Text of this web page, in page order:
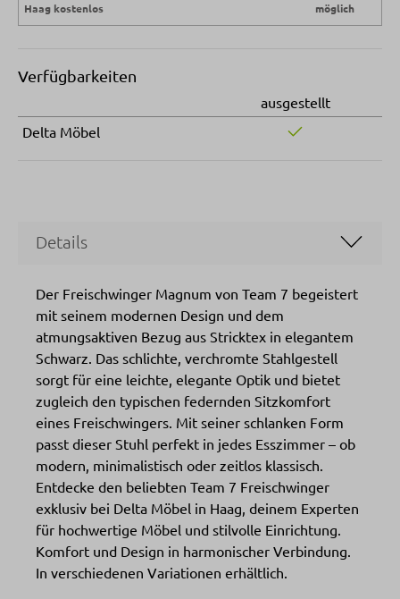
Haag kostenlos
möglich
Verfügbarkeiten
ausgestellt
Delta Möbel
Details
Der Freischwinger Magnum von Team 7 begeistert
mit seinem modernen Design und dem
atmungsaktiven Bezug aus Stricktex in elegantem
Schwarz. Das schlichte, verchromte Stahlgestell
sorgt für eine leichte, elegante Optik und bietet
zugleich den typischen federnden Sitzkomfort
eines Freischwingers. Mit seiner schlanken Form
passt dieser Stuhl perfekt in jedes Esszimmer – ob
modern, minimalistisch oder zeitlos klassisch.
Entdecke den beliebten Team 7 Freischwinger
exklusiv bei Delta Möbel in Haag, deinem Experten
für hochwertige Möbel und stilvolle Einrichtung.
Komfort und Design in harmonischer Verbindung.
In verschiedenen Variationen erhältlich.